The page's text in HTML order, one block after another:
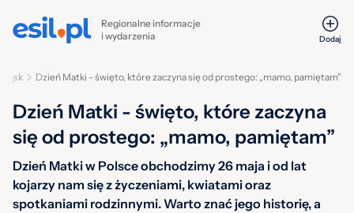
Regionalne informacje
i wydarzenia
Dodaj
Dzień Matki - święto, które zaczyna się od prostego: „mamo, pamiętam”
Śląsk
Dzień Matki - święto, które zaczyna
się od prostego: „mamo, pamiętam”
Dzień Matki w Polsce obchodzimy 26 maja i od lat
kojarzy nam się z życzeniami, kwiatami oraz
spotkaniami rodzinnymi. Warto znać jego historię, a